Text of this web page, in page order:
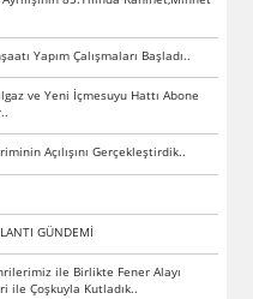
Yapım Çalışmaları Başladı..
ve Yeni İçmesuyu Hattı Abone
Açılışını Gerçekleştirdik..
GÜNDEMİ
ile Birlikte Fener Alayı
ile Çoşkuyla Kutladık..